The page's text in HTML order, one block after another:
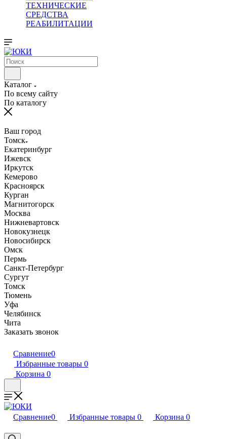
ТЕХНИЧЕСКИЕ
СРЕДСТВА
РЕАБИЛИТАЦИИ
Каталог
По всему сайту
По каталогу
Ваш город
Томск
Екатеринбург
Ижевск
Иркутск
Кемерово
Красноярск
Курган
Магнитогорск
Москва
Нижневартовск
Новокузнецк
Новосибирск
Омск
Пермь
Санкт-Петербург
Сургут
Томск
Тюмень
Уфа
Челябинск
Чита
Заказать звонок
Сравнение0
Избранные товары 0
Корзина 0
Сравнение0 Избранные товары 0 Корзина 0